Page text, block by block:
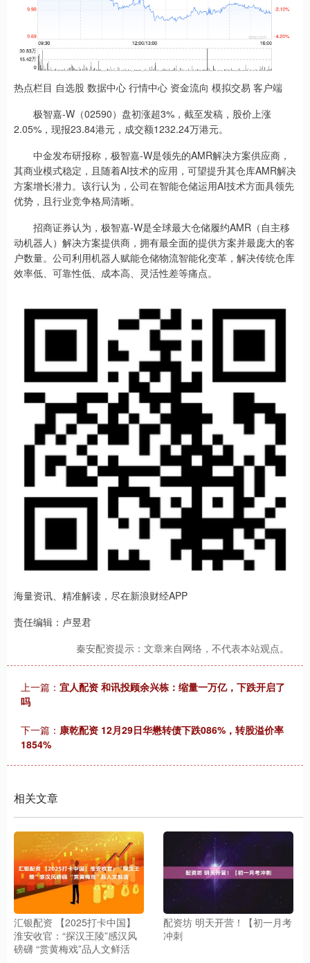
热点栏目 自选股 数据中心 行情中心 资金流向 模拟交易 客户端
极智嘉-W（02590）盘初涨超3%，截至发稿，股价上涨
2.05%，现报23.84港元，成交额1232.24万港元。
中金发布研报称，极智嘉-W是领先的AMR解决方案供应商，
其商业模式稳定，且随着AI技术的应用，可望提升其仓库AMR解决
方案增长潜力。该行认为，公司在智能仓储运用AI技术方面具领先
优势，且行业竞争格局清晰。
招商证券认为，极智嘉-W是全球最大仓储履约AMR（自主移
动机器人）解决方案提供商，拥有最全面的提供方案并最庞大的客
户数量。公司利用机器人赋能仓储物流智能化变革，解决传统仓库
效率低、可靠性低、成本高、灵活性差等痛点。
海量资讯、精准解读，尽在新浪财经APP
责任编辑：卢昱君
秦安配资提示：文章来自网络，不代表本站观点。
上一篇： 宜人配资 和讯投顾余兴栋：缩量一万亿，下跌开启了
吗
下一篇： 康乾配资 12月29日华懋转债下跌086%，转股溢价率
1854%
相关文章
汇银配资 【2025打卡中国】
淮安收官：“探汉王陵”感汉风
磅礴 “赏黄梅戏”品人文鲜活
配资坊 明天开营！【初一月考
冲刺